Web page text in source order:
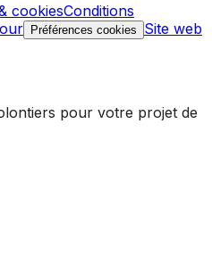
cookiesConditions
Préférences cookies
Site web
pour votre projet de